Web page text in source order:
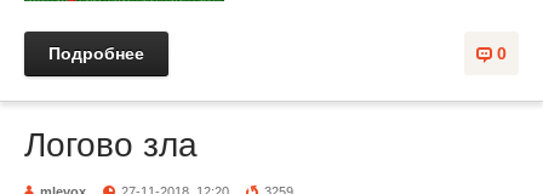
0
Подробнее
Логово зла